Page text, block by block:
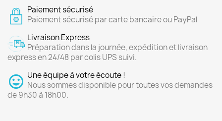
Paiement sécurisé
Paiement sécurisé par carte bancaire ou PayPal
Livraison Express
Préparation dans la journée, expédition et livraison
express en 24/48 par colis UPS suivi.
Une équipe à votre écoute !
Nous sommes disponible pour toutes vos demandes
de 9h30 à 18h00.